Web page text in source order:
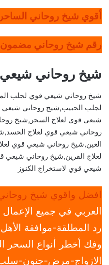
أقوي شيخ روحاني
رقم شيخ روحاني مضمون
شيخ روحاني
شيخ روحاني شيعي قوي لجلب
لجلب الحبيب,شيخ روحاني
شيعي قوي لعلاج السحر,شيخ
روحاني شيعي قوي لعلاج
العين,شيخ روحاني شيعي قوي
لعلاج القرين,شيخ روحاني شيعي
شيعي قوي لاستخراج الكنوز
افضل واقوي شيخ
العربي في جميع
رد المطلقة-موافقة
وفك أخطر أنواع السحر
الازواج-مرض-جنون-سلب